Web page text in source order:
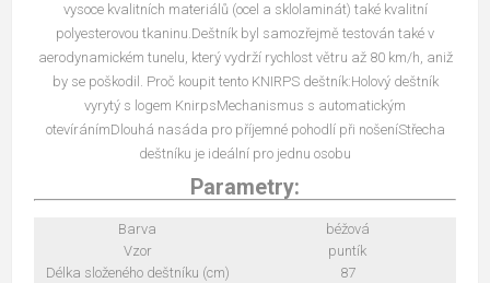
vysoce kvalitních materiálů (ocel a sklolaminát) také kvalitní
polyesterovou tkaninu.Deštník byl samozřejmě testován také v
aerodynamickém tunelu, který vydrží rychlost větru až 80 km/h, aniž
by se poškodil. Proč koupit tento KNIRPS deštník:Holový deštník
vyrytý s logem KnirpsMechanismus s automatickým
otevíránímDlouhá nasáda pro příjemné pohodlí při nošeníStřecha
deštníku je ideální pro jednu osobu
Parametry:
Barva
béžová
Vzor
puntík
Délka složeného deštníku (cm)
87